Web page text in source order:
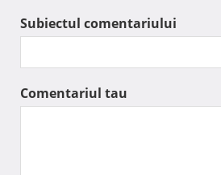
Subiectul comentariului
Comentariul tau